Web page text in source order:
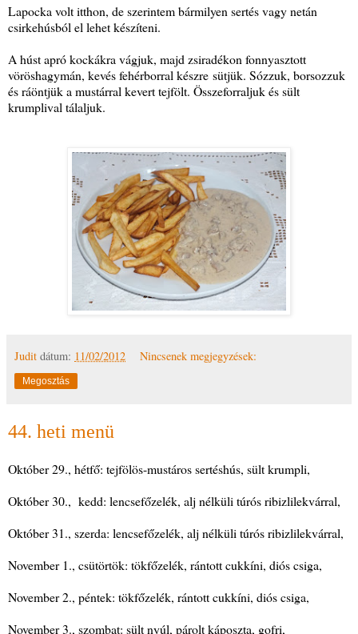
Lapocka volt itthon, de szerintem bármilyen sertés vagy netán
csirkehúsból el lehet készíteni.
A húst apró kockákra vágjuk, majd zsiradékon fonnyasztott
vöröshagymán, kevés fehérborral készre sütjük. Sózzuk, borsozzuk
és ráöntjük a mustárral kevert tejfölt. Összeforraljuk és sült
krumplival tálaljuk.
Judit dátum: 11/02/2012 Nincsenek megjegyzések:
Megosztás
44. heti menü
Október 29., hétfő: tejfölös-mustáros sertéshús, sült krumpli,
Október 30., kedd: lencsefőzelék, alj nélküli túrós ribizlilekvárral,
Október 31., szerda: lencsefőzelék, alj nélküli túrós ribizlilekvárral,
November 1., csütörtök: tökfőzelék, rántott cukkíni, diós csiga,
November 2., péntek: tökfőzelék, rántott cukkíni, diós csiga,
November 3., szombat: sült nyúl, párolt káposzta, gofri,